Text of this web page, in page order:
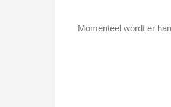
Momenteel wordt er